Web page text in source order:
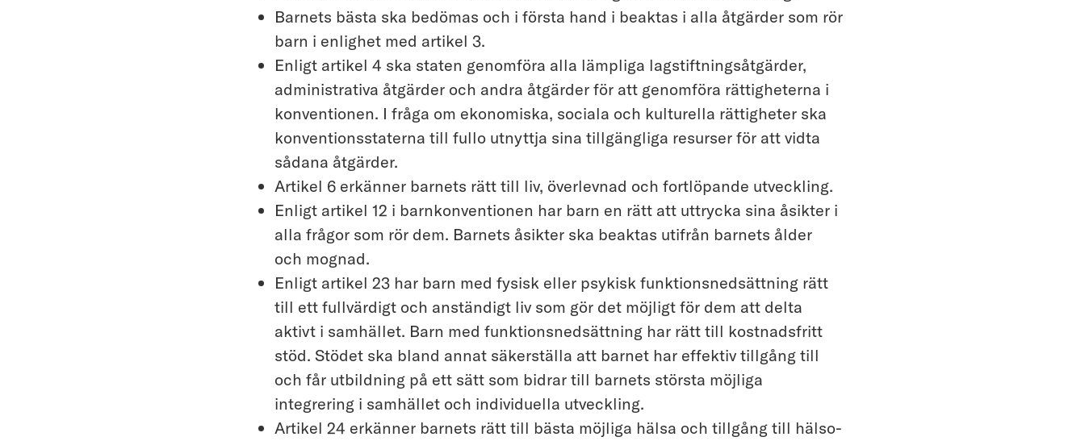
Barnets bästa ska bedömas och i första hand i beaktas i alla åtgärder som rör
barn i enlighet med artikel 3.
Enligt artikel 4 ska staten genomföra alla lämpliga lagstiftningsåtgärder,
administrativa åtgärder och andra åtgärder för att genomföra rättigheterna i
konventionen. I fråga om ekonomiska, sociala och kulturella rättigheter ska
konventionsstaterna till fullo utnyttja sina tillgängliga resurser för att vidta
sådana åtgärder.
Artikel 6 erkänner barnets rätt till liv, överlevnad och fortlöpande utveckling.
Enligt artikel 12 i barnkonventionen har barn en rätt att uttrycka sina åsikter i
alla frågor som rör dem. Barnets åsikter ska beaktas utifrån barnets ålder
och mognad.
Enligt artikel 23 har barn med fysisk eller psykisk funktionsnedsättning rätt
till ett fullvärdigt och anständigt liv som gör det möjligt för dem att delta
aktivt i samhället. Barn med funktionsnedsättning har rätt till kostnadsfritt
stöd. Stödet ska bland annat säkerställa att barnet har effektiv tillgång till
och får utbildning på ett sätt som bidrar till barnets största möjliga
integrering i samhället och individuella utveckling.
Artikel 24 erkänner barnets rätt till bästa möjliga hälsa och tillgång till hälso-